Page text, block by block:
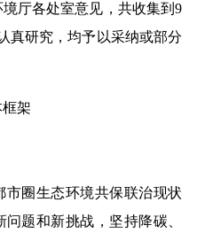
厅各处室意见，共收集到9
真研究，均予以采纳或部分
架
市圈生态环境共保联治现状
题和新挑战，坚持降碳、